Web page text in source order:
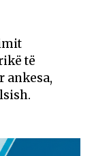
të
ankesa,